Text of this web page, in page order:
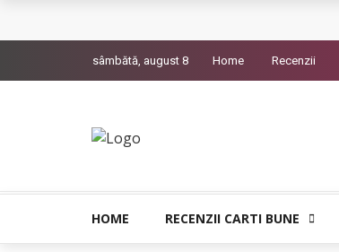
The Man Who Sold Air in the Holy
Bolla – O iubire interzisa din Pristina
sâmbătă, august 8 Home Recenzii
HOME RECENZII CARTI BUNE